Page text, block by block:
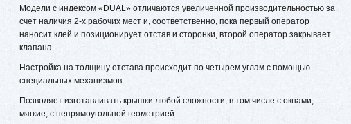
Модели с индексом «DUAL» отличаются увеличенной производительностью за
счет наличия 2-х рабочих мест и, соответственно, пока первый оператор
наносит клей и позиционирует отстав и сторонки, второй оператор закрывает
клапана.
Настройка на толщину отстава происходит по четырем углам с помощью
специальных механизмов.
Позволяет изготавливать крышки любой сложности, в том числе с окнами,
мягкие, с непрямоугольной геометрией.